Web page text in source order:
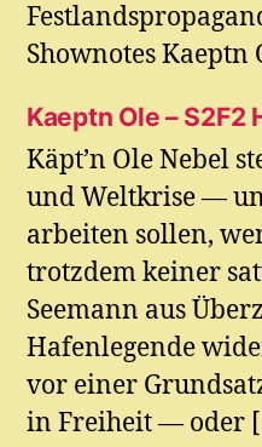
Shownotes
Kaeptn Ole – S2F2
Käpt’n Ole Nebel
und Weltkrise —
arbeiten sollen,
trotzdem keiner
Seemann aus
Hafenlegende
vor einer
in Freiheit — oder